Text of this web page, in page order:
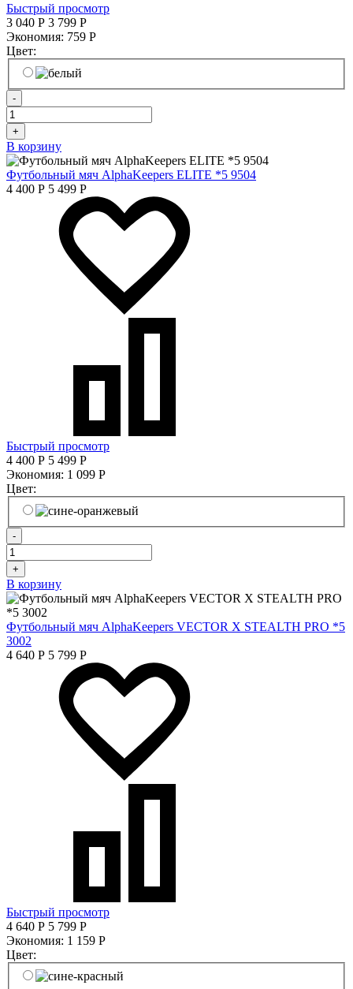
Быстрый просмотр
3 040 Р 3 799 Р
Экономия: 759 Р
Цвет:
-
+
В корзину
Футбольный мяч AlphaKeepers ELITE *5 9504
4 400 Р 5 499 Р
Быстрый просмотр
4 400 Р 5 499 Р
Экономия: 1 099 Р
Цвет:
-
+
В корзину
Футбольный мяч AlphaKeepers VECTOR X STEALTH PRO *5
3002
4 640 Р 5 799 Р
Быстрый просмотр
4 640 Р 5 799 Р
Экономия: 1 159 Р
Цвет: